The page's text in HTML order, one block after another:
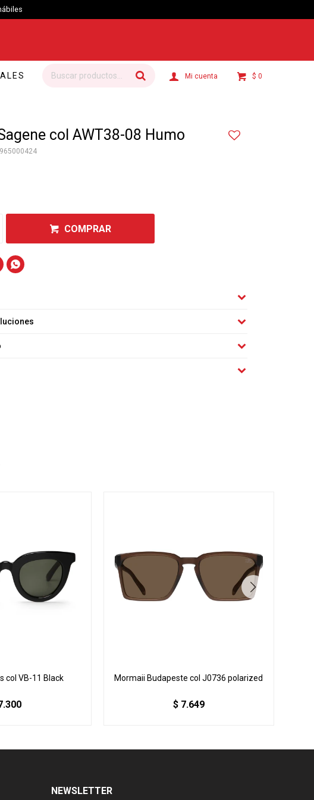
$ 0
col AWT38-08 Humo
COMPRAR

col VB-11 Black Mormaii Budapeste col J0736 polarized
$ 7.649
NEWSLETTER